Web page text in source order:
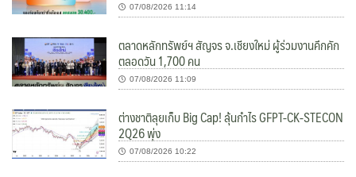
07/08/2026 11:14
ตลาดหลักทรัพย์ฯ สัญจร จ.เชียงใหม่ ผู้ร่วมงานคึกคัก
ตลอดวัน 1,700 คน
07/08/2026 11:09
ต่างชาติลุยเก็บ Big Cap! ลุ้นกำไร GFPT-CK-STECON
2Q26 พุ่ง
07/08/2026 10:22